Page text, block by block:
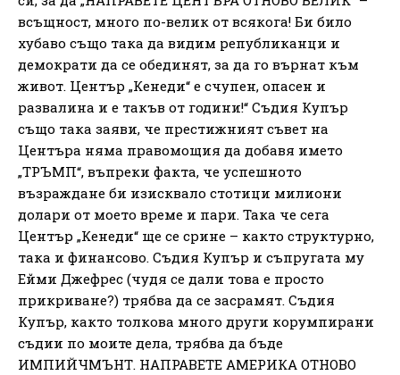
всъщност, много по-велик от всякога! Би било
хубаво също така да видим републиканци и
демократи да се обединят, за да го върнат към
живот. Център „Кенеди“ е счупен, опасен и
развалина и е такъв от години!“ Съдия Купър
също така заяви, че престижният съвет на
Центъра няма правомощия да добавя името
„ТРЪМП“, въпреки факта, че успешното
възраждане би изисквало стотици милиони
долари от моето време и пари. Така че сега
Център „Кенеди“ ще се срине – както структурно,
така и финансово. Съдия Купър и съпругата му
Ейми Джефрес (чудя се дали това е просто
прикриване?) трябва да се засрамят. Съдия
Купър, както толкова много други корумпирани
съдии по моите дела, трябва да бъде
ИМПИЙЧМЪНТ. НАПРАВЕТЕ АМЕРИКА ОТНОВО